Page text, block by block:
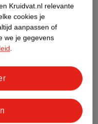
(nog) geen Nature
Kruidvat.nl relevante
cookies je
aanpassen of
we je gegevens
.